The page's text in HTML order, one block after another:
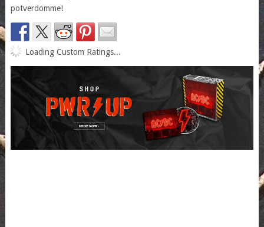
potverdomme!
Loading Custom Ratings...